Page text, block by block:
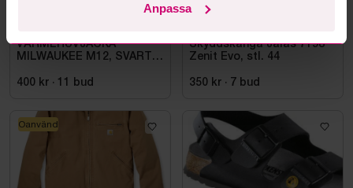
Anpassa
VÄRMEHUVJACKA
MILWAUKEE M12, SVART
400 kr · 11 bud
Skyddskänga Jalas 7198
Zenit Evo, stl. 44
350 kr · 7 bud
Oanvänd